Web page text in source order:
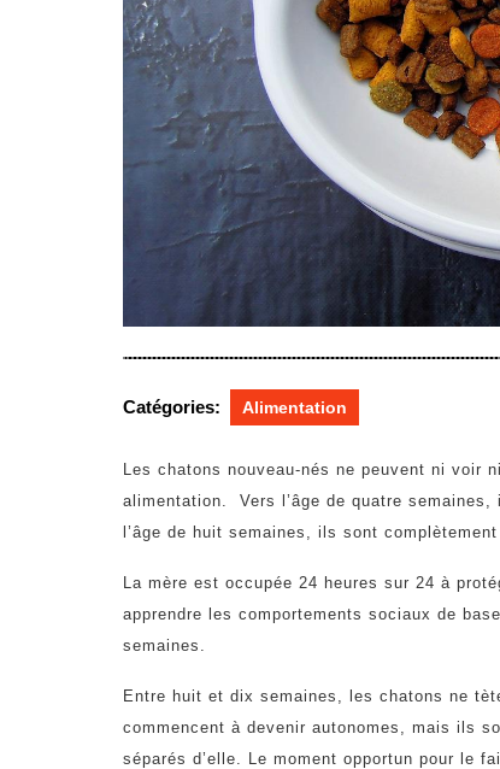
Catégories: Alimentation
Les chatons nouveau-nés ne peuvent ni voir
alimentation. Vers l’âge de quatre
l’âge de huit semaines, ils sont
La mère est occupée 24 heures sur 24 à
apprendre les comportements sociaux de
semaines.
Entre huit et dix semaines, les chatons ne
commencent à devenir autonomes, mais ils
séparés d’elle. Le moment opportun pour le